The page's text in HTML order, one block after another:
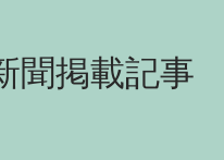
聞掲載記事